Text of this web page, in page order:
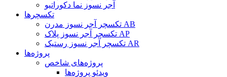
آجر نسوز نما دکوراتیو
تکسچرها
تکسچر آجر نسوز مدرن AB
تکسچر آجر نسوز پلاک AP
تکسچر آجر نسوز رستیک AR
پروژه‌ها
پروژه‌های شاخص
ویدئو پروژه‌ها